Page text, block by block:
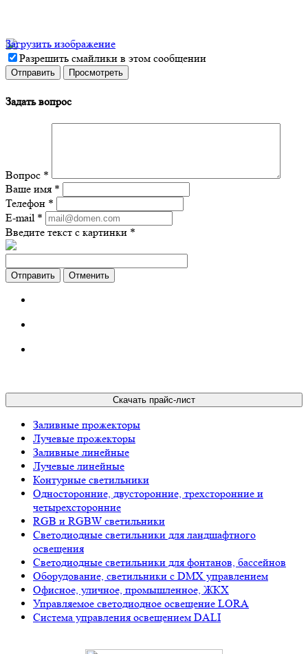
Загрузить изображение
Разрешить смайлики в этом сообщении
Задать вопрос
Вопрос *
Ваше имя *
Телефон *
E-mail *
Введите текст с картинки *
Отменить
Скачать прайс-лист
Заливные прожекторы
Лучевые прожекторы
Заливные линейные
Лучевые линейные
Контурные светильники
Односторонние, двусторонние, трехсторонние и
четырехсторонние
RGB и RGBW светильники
Светодиодные светильники для ландшафтного
освещения
Светодиодные светильники для фонтанов, бассейнов
Оборудование, светильники с DMX управлением
Офисное, уличное, промышленное, ЖКХ
Управляемое светодиодное освещение LORA
Система управления освещением DALI